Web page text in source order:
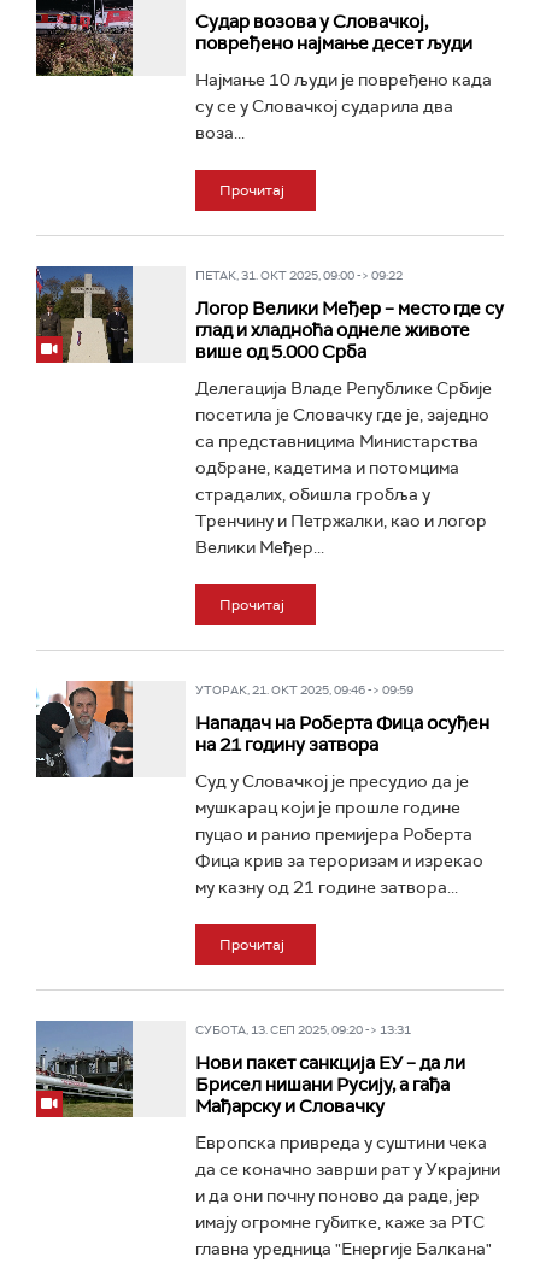
Судар возова у Словачкој,
повређено најмање десет људи
Најмање 10 људи је повређено када
су се у Словачкој сударила два
воза...
Прочитај
ПЕТАК, 31. ОКТ 2025, 09:00 -> 09:22
Логор Велики Међер – место где су
глад и хладноћа однеле животе
више од 5.000 Срба
Делегација Владе Републике Србије
посетила је Словачку где је, заједно
са представницима Министарства
одбране, кадетима и потомцима
страдалих, обишла гробља у
Тренчину и Петржалки, као и логор
Велики Међер...
Прочитај
УТОРАК, 21. ОКТ 2025, 09:46 -> 09:59
Нападач на Роберта Фица осуђен
на 21 годину затвора
Суд у Словачкој је пресудио да је
мушкарац који је прошле године
пуцао и ранио премијера Роберта
Фица крив за тероризам и изрекао
му казну од 21 године затвора...
Прочитај
СУБОТА, 13. СЕП 2025, 09:20 -> 13:31
Нови пакет санкција ЕУ – да ли
Брисел нишани Русију, а гађа
Мађарску и Словачку
Европска привреда у суштини чека
да се коначно заврши рат у Украјини
и да они почну поново да раде, јер
имају огромне губитке, каже за РТС
главна уредница "Енергије Балкана"